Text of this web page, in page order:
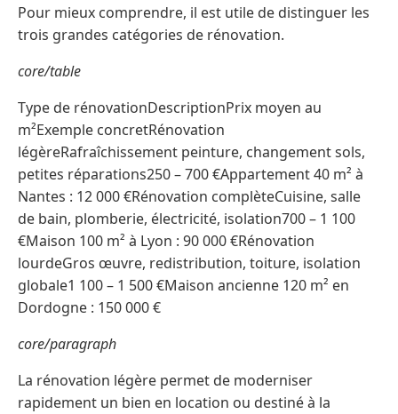
Pour mieux comprendre, il est utile de distinguer les
trois grandes catégories de rénovation.
core/table
Type de rénovationDescriptionPrix moyen au
m²Exemple concretRénovation
légèreRafraîchissement peinture, changement sols,
petites réparations250 – 700 €Appartement 40 m² à
Nantes : 12 000 €Rénovation complèteCuisine, salle
de bain, plomberie, électricité, isolation700 – 1 100
€Maison 100 m² à Lyon : 90 000 €Rénovation
lourdeGros œuvre, redistribution, toiture, isolation
globale1 100 – 1 500 €Maison ancienne 120 m² en
Dordogne : 150 000 €
core/paragraph
La rénovation légère permet de moderniser
rapidement un bien en location ou destiné à la